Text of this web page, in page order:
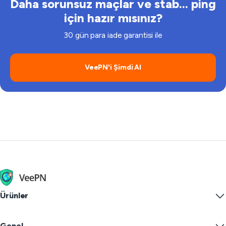
Daha sorunsuz maçlar ve stab... ping
için hazır mısınız?
30 gün para iade garantisi ile
VeePN'i Şimdi Al
Ürünler